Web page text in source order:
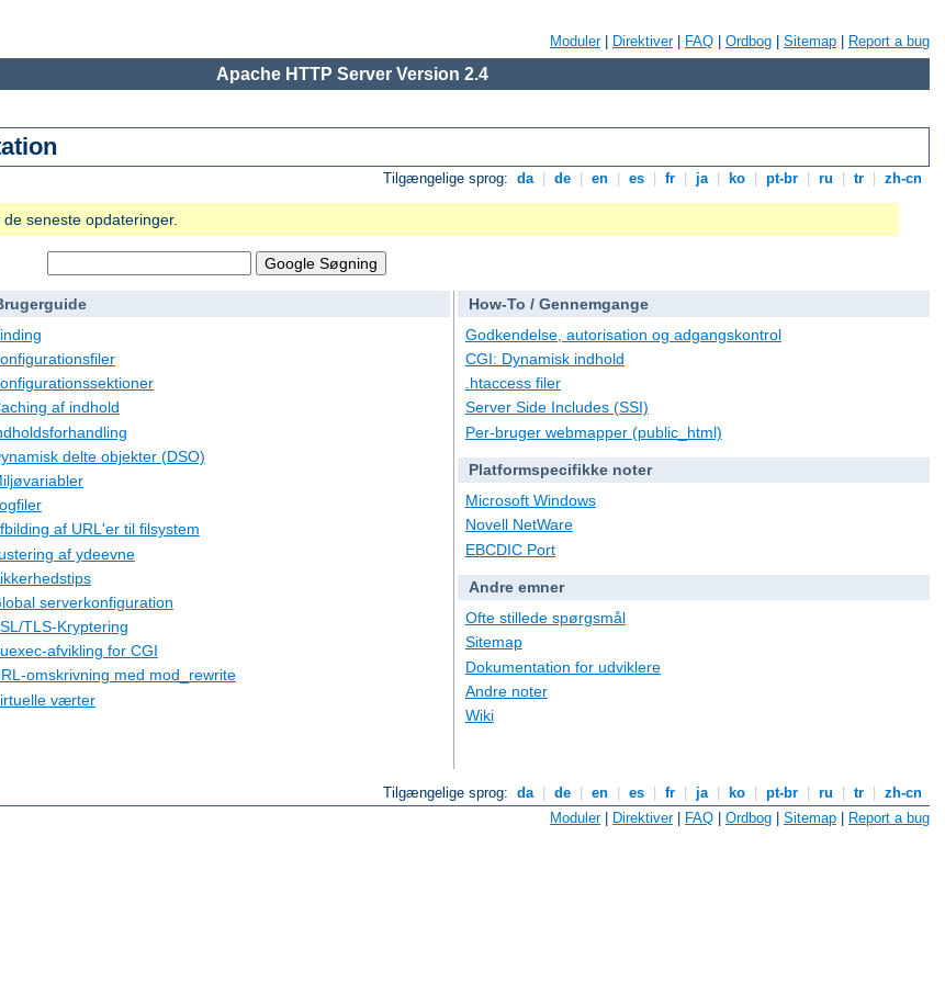
Moduler| Direktiver| FAQ Ordbog Sitemap Report a bug
Apache HTTP Server Version 2.4
Tilgængelige sprog: da de en es fr ja ko pt-br ru tr zh-cn
seneste opdateringer.
af indhold
delte objekter (DSO)
af URL'er til filsystem
af ydeevne
serverkonfiguration
TLS-Kryptering
afvikling for CGI
omskrivning med mod_rewrite
værter
How-To / Gennemgange
Godkendelse, autorisation og adgangskontrol
CGI: Dynamisk indhold
.htaccess filer
Server Side Includes (SSI)
Per-bruger webmapper (public_html)
Platformspecifikke noter
Microsoft Windows
Novell NetWare
EBCDIC Port
Andre emner
Ofte stillede spørgsmål
Sitemap
Dokumentation for udviklere
Andre noter
Wiki
Tilgængelige sprog: da de en es fr ja ko pt-br ru tr
zh-cn
Moduler| Direktiver| FAQ | Ordbog | Sitemap | Report a bug